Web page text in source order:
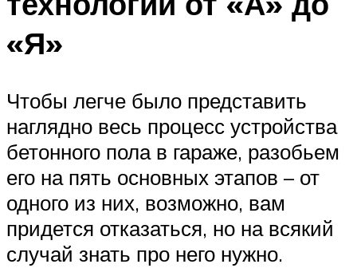
«Я»
Чтобы легче было представить
наглядно весь процесс устройства
бетонного пола в гараже, разобьем
его на пять основных этапов – от
одного из них, возможно, вам
придется отказаться, но на всякий
случай знать про него нужно.